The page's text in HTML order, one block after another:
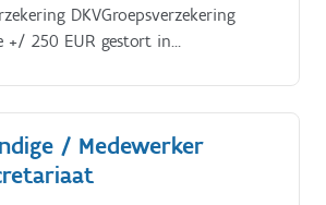
DKVGroepsverzekering
+/ 250 EUR gestort in
/ Medewerker